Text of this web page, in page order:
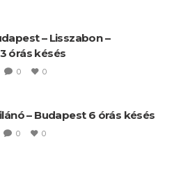
– Lisszabon –
órás késés
0 0
– Budapest 6 órás késés
0 0